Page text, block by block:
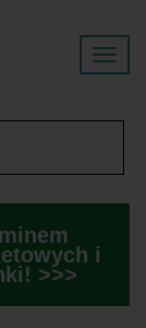
i
>>>